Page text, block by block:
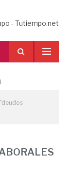
- Tutiempo.net